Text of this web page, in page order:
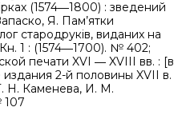
(1574―1800) : зведений
Я. Пам’ятки
стародруків, виданих на
Кн. 1 : (1574―1700). № 402;
печати XVI ― XVIII вв. : [в
2-й половины XVII в.
Н. Каменева, И. М.
107